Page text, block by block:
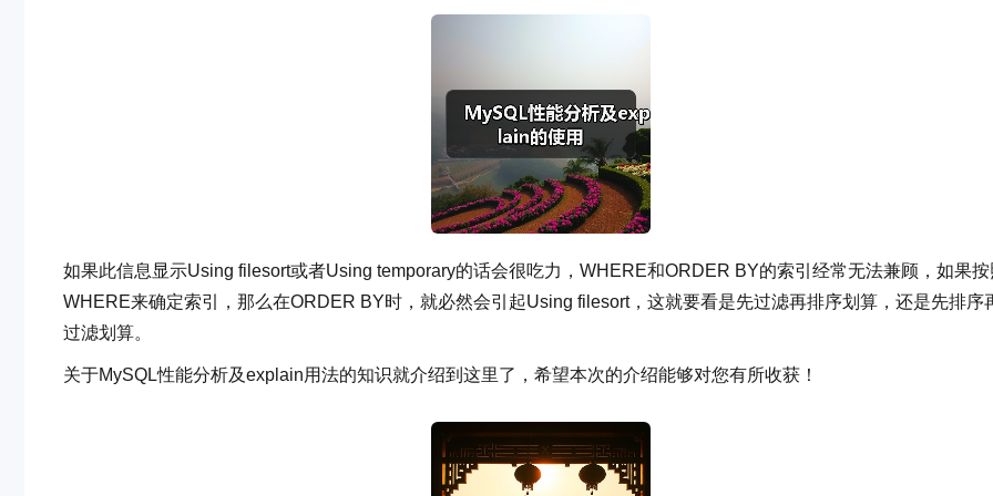
如果此信息显示Using filesort或者Using temporary的话会很吃力，WHERE和ORDER BY的索引经常无法兼顾，如果按
WHERE来确定索引，那么在ORDER BY时，就必然会引起Using filesort，这就要看是先过滤再排序划算，还是先排序
过滤划算。
关于MySQL性能分析及explain用法的知识就介绍到这里了，希望本次的介绍能够对您有所收获！